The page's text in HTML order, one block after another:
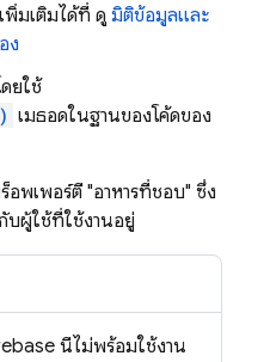
พิ่มเติมได้ที่ ดู มิติข้อมูลและ
ง
ยใช้
เมธอดในฐานของโค้ดของ
พเพอร์ตี้ "อาหารที่ชอบ" ซึ่ง
บผู้ใช้ที่ใช้งานอยู่
นี้ไม่พร้อมใช้งาน